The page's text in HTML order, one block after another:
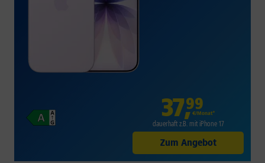
37,99
€/Monat*
dauerhaft z.B. mit iPhone 17
Zum Angebot